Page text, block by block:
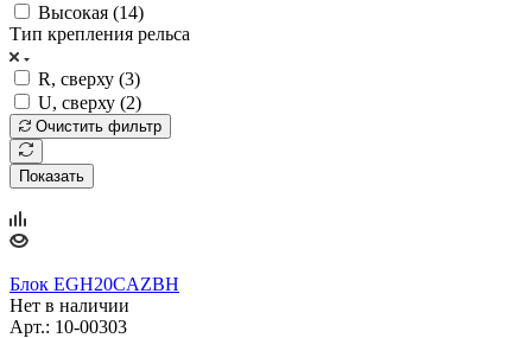
Высокая (14)
Тип крепления рельса
R, сверху (3)
U, сверху (2)
Очистить фильтр
Показать
Блок EGH20CAZBH
Нет в наличии
Арт.: 10-00303